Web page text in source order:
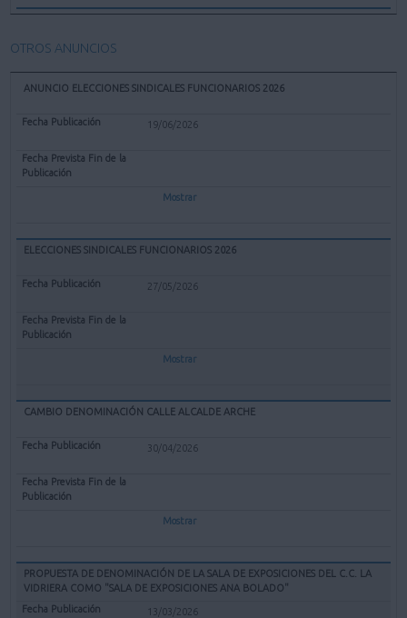
OTROS ANUNCIOS
ANUNCIO ELECCIONES SINDICALES FUNCIONARIOS 2026
19/06/2026
Mostrar
ELECCIONES SINDICALES FUNCIONARIOS 2026
27/05/2026
Mostrar
CAMBIO DENOMINACIÓN CALLE ALCALDE ARCHE
30/04/2026
Mostrar
PROPUESTA DE DENOMINACIÓN DE LA SALA DE EXPOSICIONES DEL C.C. LA
VIDRIERA COMO "SALA DE EXPOSICIONES ANA BOLADO"
13/03/2026